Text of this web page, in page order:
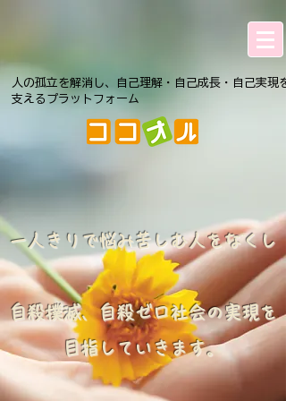
人の孤立を解消し、自己理解・自己成長・自己実現を
支えるプラットフォーム
一人きりで悩み苦しむ人をなくし
自殺撲滅、自殺ゼロ社会の実現を
目指していきます。